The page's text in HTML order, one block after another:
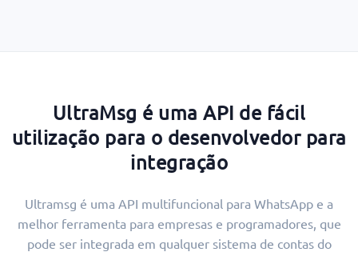
UltraMsg é uma API de fácil
utilização para o desenvolvedor para
integração
Ultramsg é uma API multifuncional para WhatsApp e a
melhor ferramenta para empresas e programadores, que
pode ser integrada em qualquer sistema de contas do